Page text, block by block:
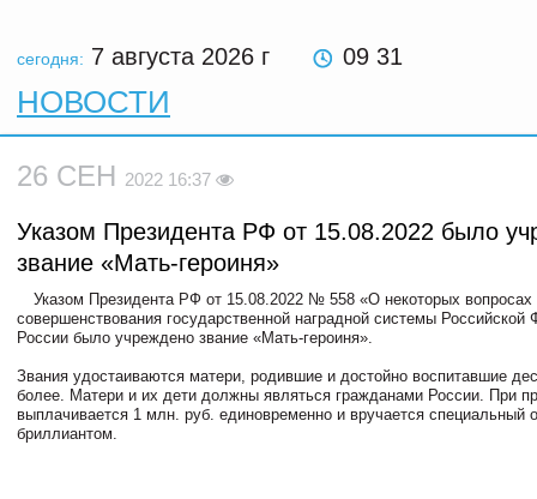
сегодня: 7 августа 2026 г 09 31
НОВОСТИ
26 СЕН 2022 16:37
Указом Президента РФ от 15.08.2022 было
звание «Мать-героиня»
Указом Президента РФ от 15.08.2022 № 558 «О некоторых вопросах
совершенствования государственной наградной системы Российской
России было учреждено звание «Мать-героиня».
Звания удостаиваются матери, родившие и достойно воспитавшие
более. Матери и их дети должны являться гражданами России. При
выплачивается 1 млн. руб. единовременно и вручается специальный
бриллиантом.